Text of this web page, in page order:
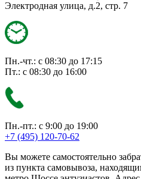
Электродная улица, д.2, стр. 7
Пн.-чт.: с 08:30 до 17:15
Пт.: с 08:30 до 16:00
Пн.-пт.: с 9:00 до 19:00
+7 (495) 120-70-62
Вы можете самостоятельно
из пункта самовывоза,